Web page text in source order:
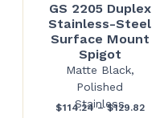
GS 2205 Duplex
Stainless-Steel
Surface Mount
Spigot
Matte Black,
Polished
Stainless
$114.24 – $129.82Price